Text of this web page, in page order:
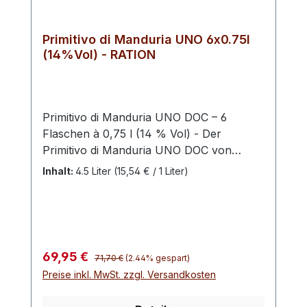
Primitivo di Manduria UNO 6x0.75l
(14%Vol) - RATION
Primitivo di Manduria UNO DOC – 6
Flaschen à 0,75 l (14 % Vol) - Der
Primitivo di Manduria UNO DOC von
Masseria La Volpe begeistert als
Weinliebhaber, gesellige Abende oder als
stilvolle Geschenkidee. Im Bouquet
Inhalt: 4.5 Liter (15,54 € / 1 Liter)
Verkaufspreis:
69,95 € Regulärer Preis:
71,70 € (2.44% gespart)
Preise inkl. MwSt. zzgl. Versandkosten